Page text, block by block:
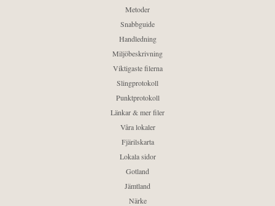
Metoder
Snabbguide
Handledning
Miljöbeskrivning
Viktigaste filerna
Slingprotokoll
Punktprotokoll
Länkar & mer filer
Våra lokaler
Fjärilskarta
Lokala sidor
Gotland
Jämtland
Närke